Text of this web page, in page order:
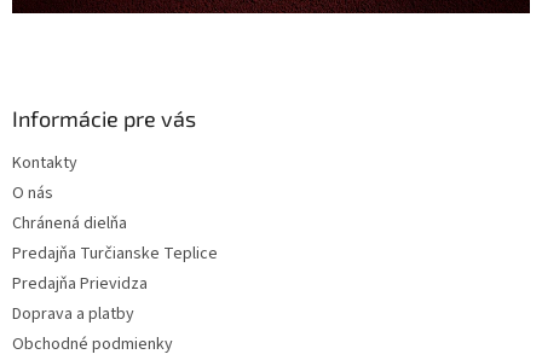
Informácie pre vás
Kontakty
O nás
Chránená dielňa
Predajňa Turčianske Teplice
Predajňa Prievidza
Doprava a platby
Obchodné podmienky